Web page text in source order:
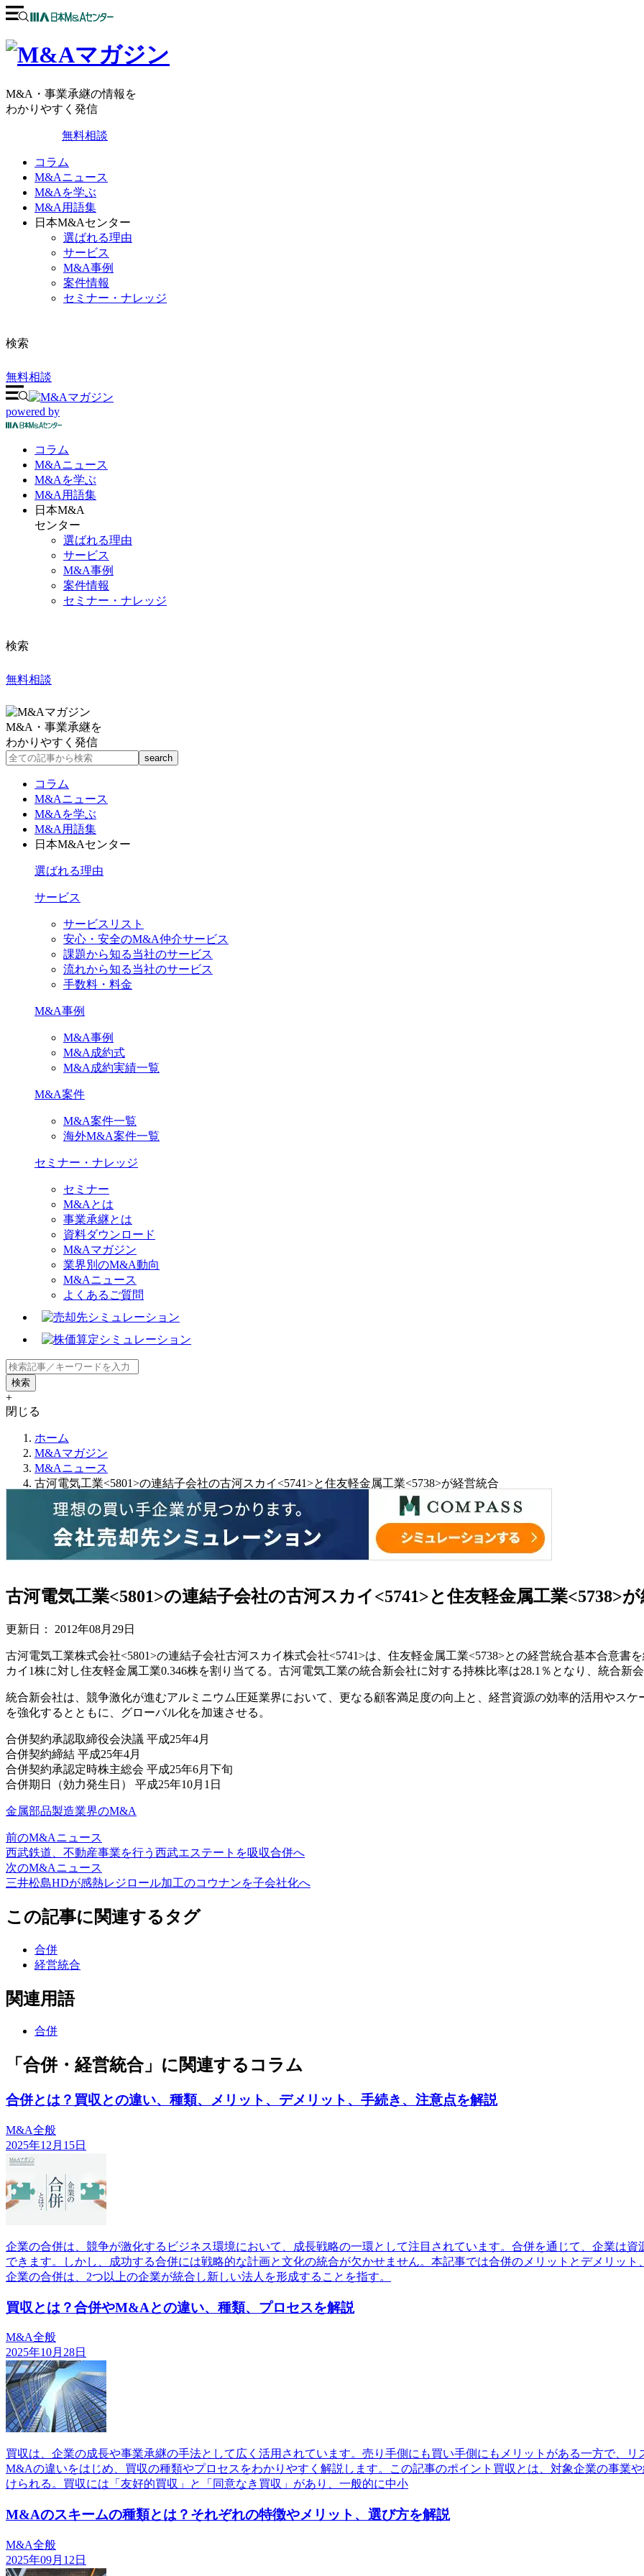
M&A・事業承継の情報を
わかりやすく発信
無料相談
コラム
M&Aニュース
M&Aを学ぶ
M&A用語集
日本M&Aセンター
選ばれる理由
サービス
M&A事例
案件情報
セミナー・ナレッジ
検索
無料相談
powered by
コラム
M&Aニュース
M&Aを学ぶ
M&A 用語集
日本M&A
センター
選ばれる理由
サービス
M&A事例
案件情報
セミナー・ナレッジ
検索
無料相談
M&A・事業承継を
わかりやすく発信
コラム
M&Aニュース
M&Aを学ぶ
M&A用語集
日本M&Aセンター
選ばれる理由
サービス
サービスリスト
安心・安全のM&A仲介サービス
課題から知る当社のサービス
流れから知る当社のサービス
手数料・料金
M&A事例
M&A事例
M&A成約式
M&A成約実績一覧
M&A案件
M&A案件一覧
海外M&A案件一覧
セミナー・ナレッジ
セミナー
M&Aとは
事業承継とは
資料ダウンロード
M&Aマガジン
業界別のM&A動向
M&Aニュース
よくあるご質問
+
閉じる
ホーム
M&Aマガジン
M&Aニュース
古河電気工業<5801>の連結子会社の古河スカイ<5741>と住友軽金属工業<5738>が経営統合
古河電気工業<5801>の連結子会社の古河スカイ<5741>と住友軽金属工業<5738>
更新日： 2012年08月29日
古河電気工業株式会社<5801>の連結子会社古河スカイ株式会社<5741>は、住友軽金属工業<5738>との経営統合基本合意書
カイ1株に対し住友軽金属工業0.346株を割り当てる。古河電気工業の統合新会社に対する持株比率は28.1％となり、統合新
統合新会社は、競争激化が進むアルミニウム圧延業界において、更なる顧客満足度の向上と、経営資源の効率的活用やス
を強化するとともに、グローバル化を加速させる。
合併契約承認取締役会決議 平成25年4月
合併契約締結 平成25年4月
合併契約承認定時株主総会 平成25年6月下旬
合併期日（効力発生日） 平成25年10月1日
金属部品製造業界のM&A
前のM&Aニュース
西武鉄道、不動産事業を行う西武エステートを吸収合併へ
次のM&Aニュース
三井松島HDが感熱レジロール加工のコウナンを子会社化へ
この記事に関連するタグ
合併
経営統合
関連用語
合併
「合併・経営統合」に関連するコラム
合併とは？買収との違い、種類、メリット、デメリット、手続き、注意点を解説
M&A全般
2025年12月15日
企業の合併は、競争が激化するビジネス環境において、成長戦略の一環として注目されています。合併を通じて、企業は
できます。しかし、成功する合併には戦略的な計画と文化の統合が欠かせません。本記事では合併のメリットとデメリッ
企業の合併は、2つ以上の企業が統合し新しい法人を形成することを指す。
買収とは？合併やM&Aとの違い、種類、プロセスを解説
M&A全般
2025年10月28日
買収は、企業の成長や事業承継の手法として広く活用されています。売り手側にも買い手側にもメリットがある一方で、リ
M&Aの違いをはじめ、買収の種類やプロセスをわかりやすく解説します。この記事のポイント買収とは、対象企業の事業
けられる。買収には「友好的買収」と「同意なき買収」があり、一般的に中小
M&Aのスキームの種類とは？それぞれの特徴やメリット、選び方を解説
M&A全般
2025年09月12日